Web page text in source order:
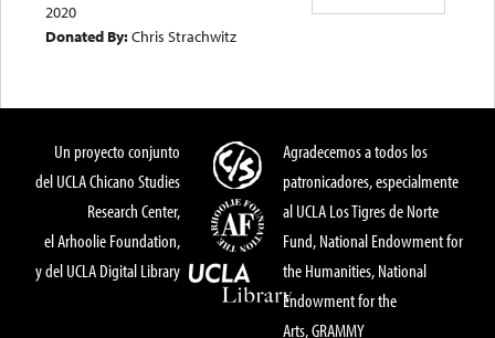
2020
Donated By:Chris Strachwitz
Un proyecto conjunto
del UCLA Chicano Studies
Research Center,
el Arhoolie Foundation,
y del UCLA Digital Library
Agradecemos a todos los
patronicadores, especialmente
al UCLA Los Tigres de Norte
Fund, National Endowment for
the Humanities, National
Endowment for the
Arts, GRAMMY